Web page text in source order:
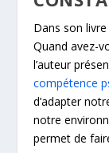
Dans son
Quand avez-
l’auteur
compétence
d’adapter
notre
permet de